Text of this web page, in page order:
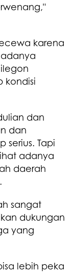
karena
kondisi
dan
dan
serius. Tapi
adanya
daerah
sangat
dukungan
yang
lebih peka